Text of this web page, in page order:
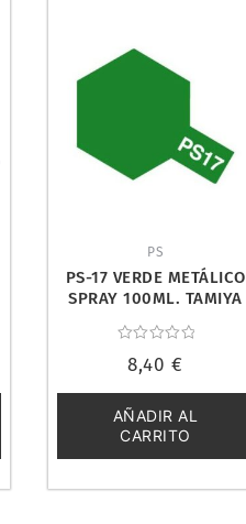
PS
PS-17 VERDE METÁLICO
SPRAY 100ML. TAMIYA
con
de
5
8,40€
AÑADIR AL
CARRITO